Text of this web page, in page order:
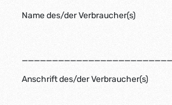
Name des/der Verbraucher(s)
Anschrift des/der Verbraucher(s)